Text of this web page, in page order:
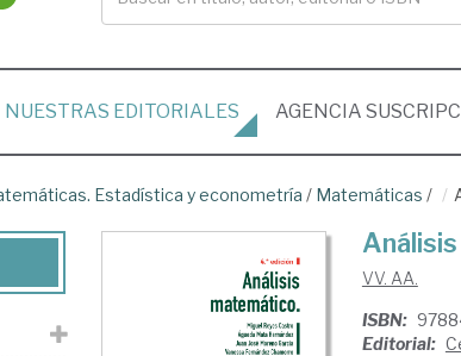
NUESTRAS EDITORIALES AGENCIA
Estadística y econometría / Matemáticas /
VV. AA.
ISBN:
Editorial: